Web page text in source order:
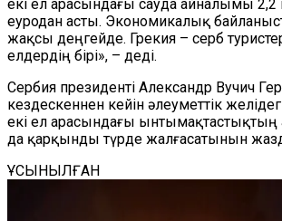
екі ел арасындағы сауда айналымы
еуродан асты. Экономикалық
жақсы деңгейде. Грекия – серб
елдердің бірі», – деді.
Сербия президенті Александр Вучич
кездескеннен кейін әлеуметтік
екі ел арасындағы ынтымақтастықтың
да қарқынды түрде жалғасатынын
ҰСЫНЫЛҒАН